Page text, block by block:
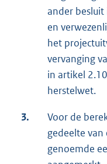
ander
en
het
vervanging
in artikel
herstelwet.
3.
Voor de
gedeelte
genoemde